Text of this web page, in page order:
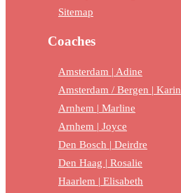
Sitemap
Coaches
Amsterdam | Adine
Amsterdam / Bergen | Karin
Arnhem | Marline
Arnhem | Joyce
Den Bosch | Deirdre
Den Haag | Rosalie
Haarlem | Elisabeth